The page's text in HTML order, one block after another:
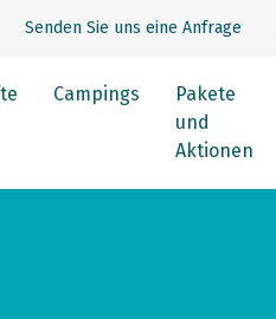
Senden Sie uns eine Anfrage
Campings
Pakete
und
Aktionen